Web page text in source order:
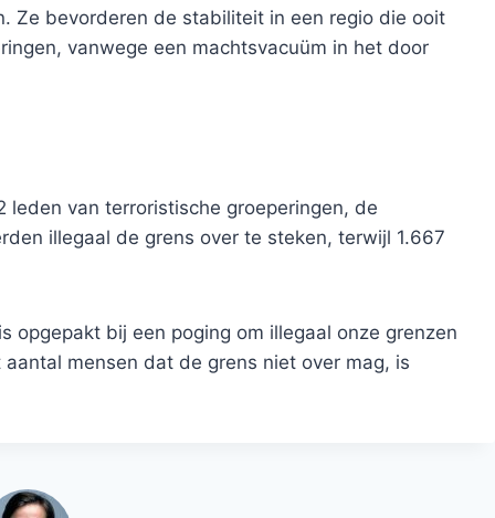
Ze bevorderen de stabiliteit in een regio die ooit
vanwege een machtsvacuüm in het door
van terroristische groeperingen, de
illegaal de grens over te steken, terwijl 1.667
opgepakt bij een poging om illegaal onze grenzen
mensen dat de grens niet over mag, is